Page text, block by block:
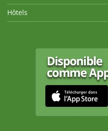
Hôtels